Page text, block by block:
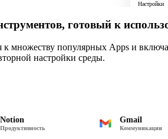
Настройки
готовый к
множеству популярных Apps и
настройки среды.
Gmail
Коммуникации